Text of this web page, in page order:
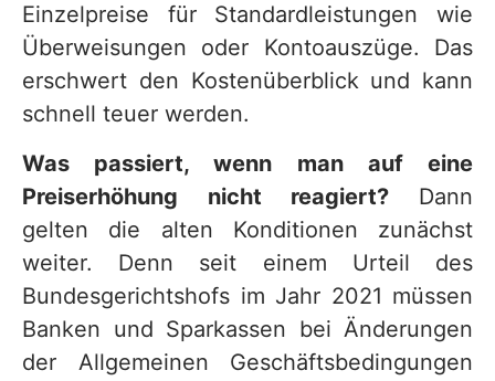
Einzelpreise für Standardleistungen wie
Überweisungen oder Kontoauszüge. Das
erschwert den Kostenüberblick und kann
schnell teuer werden.
Was passiert, wenn man auf eine
Preiserhöhung nicht reagiert? Dann
gelten die alten Konditionen zunächst
weiter. Denn seit einem Urteil des
Bundesgerichtshofs im Jahr 2021 müssen
Banken und Sparkassen bei Änderungen
der Allgemeinen Geschäftsbedingungen